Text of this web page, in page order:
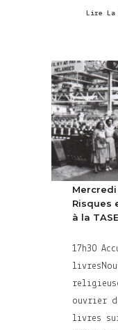
Lire La
Risques
à la TASE
17h30
ouvrier
livres